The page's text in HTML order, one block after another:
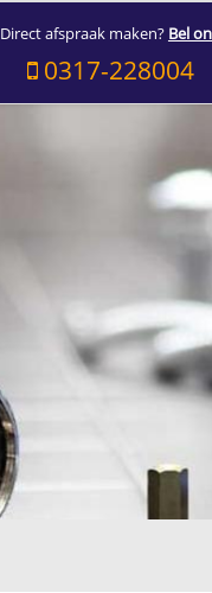
Direct afspraak maken? Bel
0317-228004